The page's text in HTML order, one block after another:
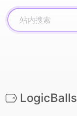
LogicBalls